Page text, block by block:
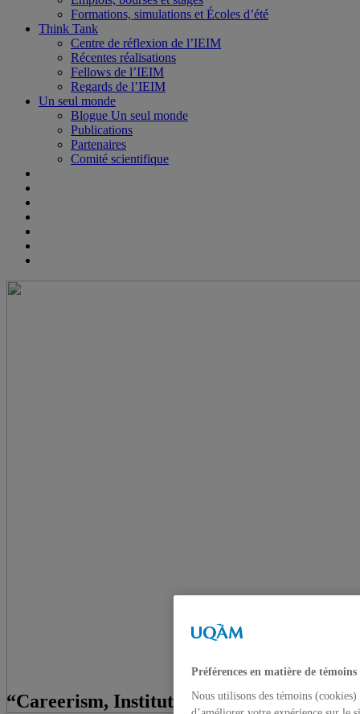
Formations, simulations et Écoles d’été
Think Tank
Centre de réflexion de l’IEIM
Récentes réalisations
Fellows de l’IEIM
Regards de l’IEIM
Un seul monde
Blogue Un seul monde
Publications
Partenaires
Comité scientifique
“Careerism, Institutional Resources, and
Préférences en matière de témoins
Nous utilisons des témoins